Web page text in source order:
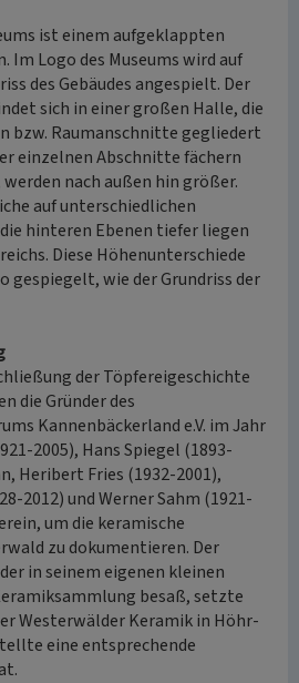
ist einem aufgeklappten
Im Logo des Museums wird auf
des Gebäudes angespielt. Der
sich in einer großen Halle, die
bzw. Raumanschnitte gegliedert
einzelnen Abschnitte fächern
werden nach außen hin größer.
auf unterschiedlichen
hinteren Ebenen tiefer liegen
Diese Höhenunterschiede
gespiegelt, wie der Grundriss der
der Töpfereigeschichte
die Gründer des
Kannenbäckerland e.V. im Jahr
2005), Hans Spiegel (1893-
Heribert Fries (1932-2001),
2012) und Werner Sahm (1921-
um die keramische
zu dokumentieren. Der
in seinem eigenen kleinen
besaß, setzte
Westerwälder Keramik in Höhr-
eine entsprechende